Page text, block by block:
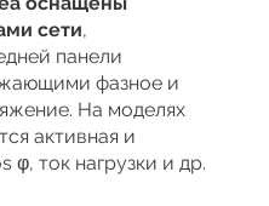
сети,
панели
фазное и
На моделях
активная и
φ, ток нагрузки и др.